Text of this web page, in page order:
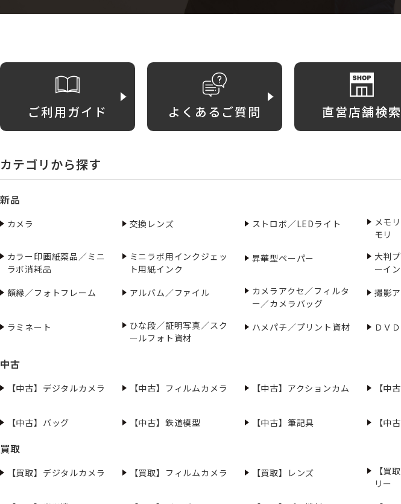
ご利用ガイド よくあるご質問 直営店舗検索
カテゴリから探す
新品
カメラ 交換レンズ ストロボ／LEDライト
メモ
モリ
カラー印画紙薬品／ミニ
ラボ消耗品
ミニラボ用インクジェッ
ト用紙インク
昇華型ペーパー
大判
ーイ
額縁／フォトフレーム
アルバム／ファイル
カメラアクセ／フィルタ
ー／カメラバッグ
撮影
ラミネート
ひな段／証明写真／スク
ールフォト資材
ハメパチ／プリント資材 ＤＶ
中古
【中古】デジタルカメラ 【中古】フィルムカメラ 【中古】アクションカム 【中
【中古】バッグ 【中古】鉄道模型 【中古】筆記具 【中
買取
【買取】デジタルカメラ 【買取】フィルムカメラ 【買取】レンズ
【買
リー